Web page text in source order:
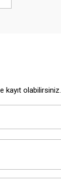
kayıt olabilirsiniz.